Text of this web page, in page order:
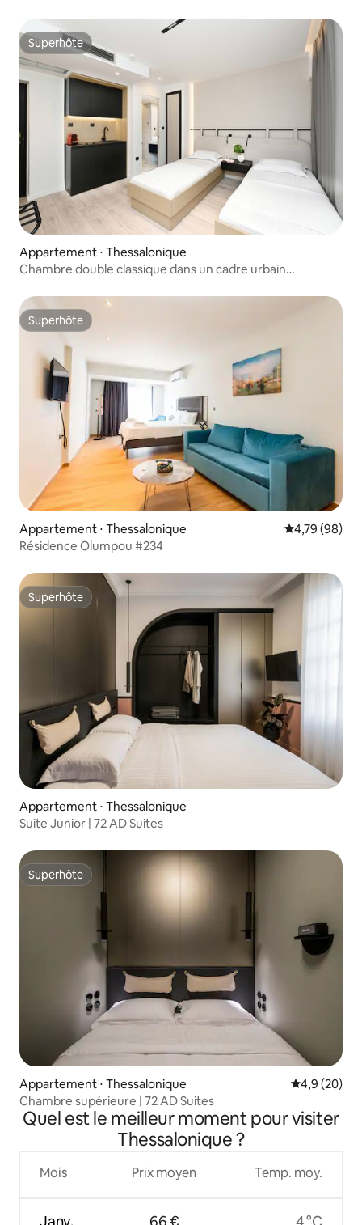
Superhôte
Superhôte
Appartement ⋅ Thessalonique
Chambre double classique dans un cadre urbain
Superhôte
Superhôte
Appartement ⋅ Thessalonique Évaluation
4,79 (98)
Résidence Olumpou #234
Superhôte
Superhôte
Appartement ⋅ Thessalonique
Suite Junior | 72 AD Suites
Superhôte
Superhôte
Appartement ⋅ Thessalonique Évaluation
4,9 (20)
Chambre supérieure | 72 AD Suites
Quel est le meilleur moment pour visiter
Thessalonique ?
Mois
Janv.
Prix moyen
66 €
Temp. moy.
4 °C